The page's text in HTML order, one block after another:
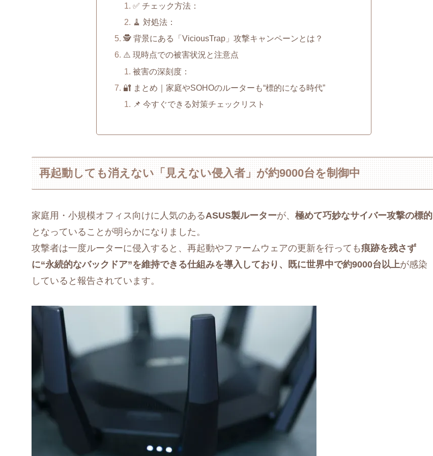
✅ チェック方法：
🧹 対処法：
🕵️ 背景にある「ViciousTrap」攻撃キャンペーンとは？
⚠️ 現時点での被害状況と注意点
被害の深刻度：
🔐 まとめ｜家庭やSOHOのルーターも“標的になる時代”
📌 今すぐできる対策チェックリスト
再起動しても消えない「見えない侵入者」が約9000台を制御中
家庭用・小規模オフィス向けに人気のあるASUS製ルーターが、 極めて巧妙なサイバー攻撃の標的
となっていることが明らかになりました。
攻撃者は一度ルーターに侵入すると、再起動やファームウェアの更新を行っても痕跡を残さず
に“永続的なバックドア”を維持できる仕組みを導入しており、既に世界中で約9000台以上が感染
していると報告されています。